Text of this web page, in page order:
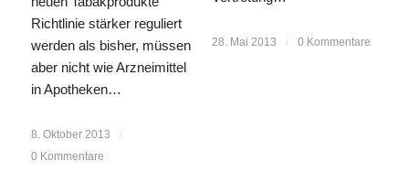
Richtlinie stärker reguliert
werden als bisher, müssen
aber nicht wie Arzneimittel
in Apotheken…
8. Oktober 2013
/
0 Kommentare
28. Mai 2013 / 0 Kommentare